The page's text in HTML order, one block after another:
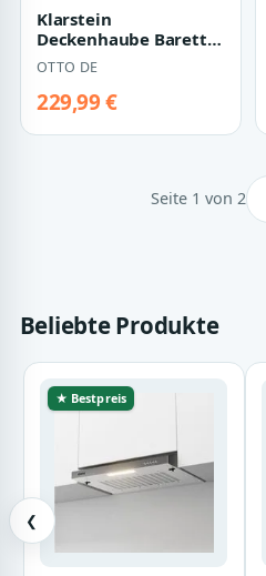
Klarstein
Deckenhaube Barett
Serie Barett
Inselabzugshaube Ø35
cm 558…
OTTO DE
229,99 €
Seite 1 von 2
Beliebte Produkte
❮
★ Bestpreis